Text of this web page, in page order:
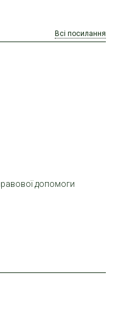
Всі посилання
допомоги